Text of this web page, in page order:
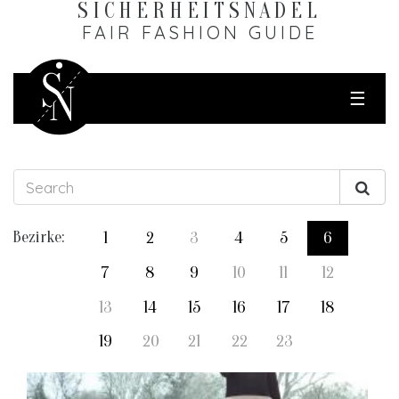
SICHERHEITS­NADEL
FAIR FASHION GUIDE
☰
Bezirke: 1 2 3 4 5
6
7
8 9 10 11
12
13
14 15 16 17
18
19
20 21 22 23